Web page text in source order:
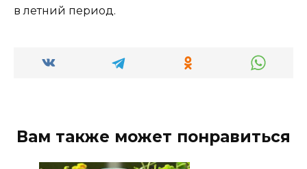
в летний период.
Вам также может понравиться